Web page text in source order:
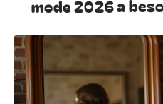
mode 2026 a